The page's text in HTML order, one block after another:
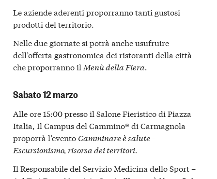
Le aziende aderenti proporranno tanti gustosi
prodotti del territorio.
Nelle due giornate si potrà anche usufruire
dell’offerta gastronomica dei ristoranti della città
che proporranno il Menù della Fiera.
Sabato 12 marzo
Alle ore 15:00 presso il Salone Fieristico di Piazza
Italia, Il Campus del Cammino® di Carmagnola
proporrà l’evento Camminare è salute –
Escursionismo, risorsa dei territori.
Il Responsabile del Servizio Medicina dello Sport –